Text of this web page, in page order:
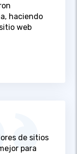
haciendo
web
de sitios
para